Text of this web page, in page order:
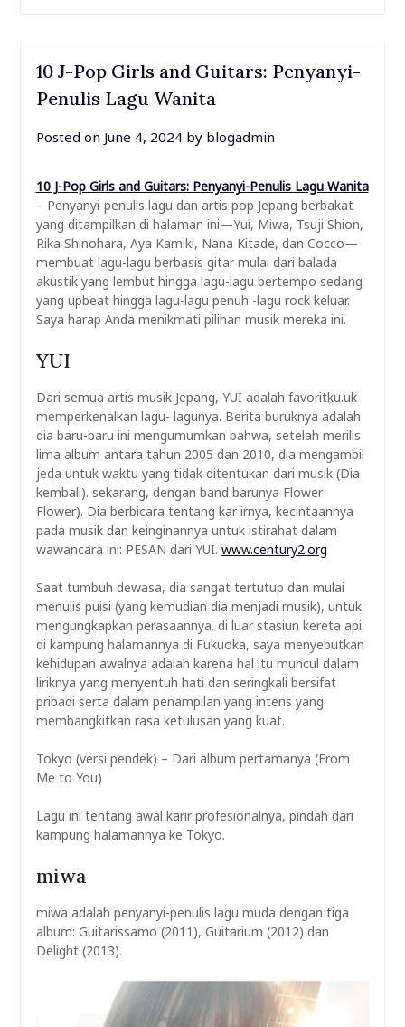
10 J-Pop Girls and Guitars: Penyanyi-
Penulis Lagu Wanita
Posted on June 4, 2024by blogadmin
10 J-Pop Girls and Guitars: Penyanyi-Penulis Lagu Wanita
– Penyanyi-penulis lagu dan artis pop Jepang berbakat
yang ditampilkan di halaman ini—Yui, Miwa, Tsuji Shion,
Rika Shinohara, Aya Kamiki, Nana Kitade, dan Cocco—
membuat lagu-lagu berbasis gitar mulai dari balada
akustik yang lembut hingga lagu-lagu bertempo sedang
yang upbeat hingga lagu-lagu penuh -lagu rock keluar.
Saya harap Anda menikmati pilihan musik mereka ini.
YUI
Dari semua artis musik Jepang, YUI adalah favoritku.uk
memperkenalkan lagu- lagunya. Berita buruknya adalah
dia baru-baru ini mengumumkan bahwa, setelah merilis
lima album antara tahun 2005 dan 2010, dia mengambil
jeda untuk waktu yang tidak ditentukan dari musik (Dia
kembali). sekarang, dengan band barunya Flower
Flower). Dia berbicara tentang kar irnya, kecintaannya
pada musik dan keinginannya untuk istirahat dalam
wawancara ini: PESAN dari YUI. www.century2.org
Saat tumbuh dewasa, dia sangat tertutup dan mulai
menulis puisi (yang kemudian dia menjadi musik), untuk
mengungkapkan perasaannya. di luar stasiun kereta api
di kampung halamannya di Fukuoka, saya menyebutkan
kehidupan awalnya adalah karena hal itu muncul dalam
liriknya yang menyentuh hati dan seringkali bersifat
pribadi serta dalam penampilan yang intens yang
membangkitkan rasa ketulusan yang kuat.
Tokyo (versi pendek) – Dari album pertamanya (From
Me to You)
Lagu ini tentang awal karir profesionalnya, pindah dari
kampung halamannya ke Tokyo.
miwa
miwa adalah penyanyi-penulis lagu muda dengan tiga
album: Guitarissamo (2011), Guitarium (2012) dan
Delight (2013).